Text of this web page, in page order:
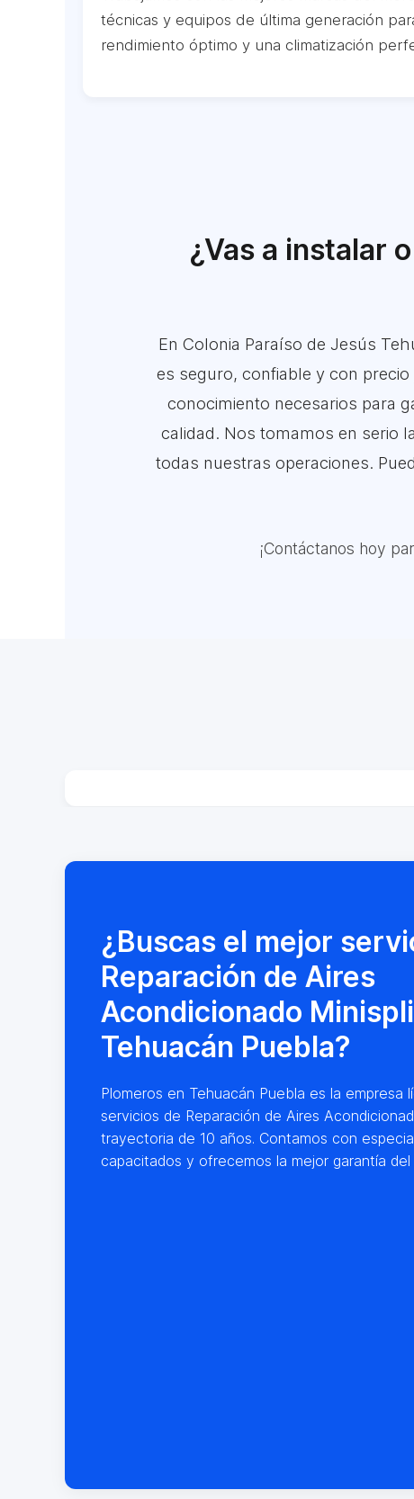
técnicas y equipos de última generación
rendimiento óptimo y una climatización
¿Vas a instalar
En Colonia Paraíso de Jesús
es seguro, confiable y con
conocimiento necesarios para
calidad. Nos tomamos en serio
todas nuestras operaciones.
¡Contáctanos hoy
¿Buscas el mejor
Reparación de Aires
Acondicionado
Tehuacán Puebla?
Plomeros en Tehuacán Puebla es la empresa
servicios de Reparación de Aires
trayectoria de 10 años. Contamos con
capacitados y ofrecemos la mejor garantía del